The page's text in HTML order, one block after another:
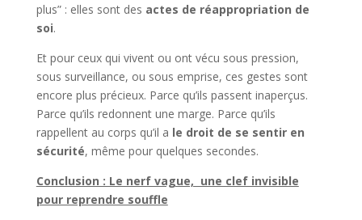
plus” : elles sont des actes de réappropriation de
soi.
Et pour ceux qui vivent ou ont vécu sous pression,
sous surveillance, ou sous emprise, ces gestes sont
encore plus précieux. Parce qu’ils passent inaperçus.
Parce qu’ils redonnent une marge. Parce qu’ils
rappellent au corps qu’il a le droit de se sentir en
sécurité, même pour quelques secondes.
Conclusion : Le nerf vague, une clef invisible
pour reprendre souffle